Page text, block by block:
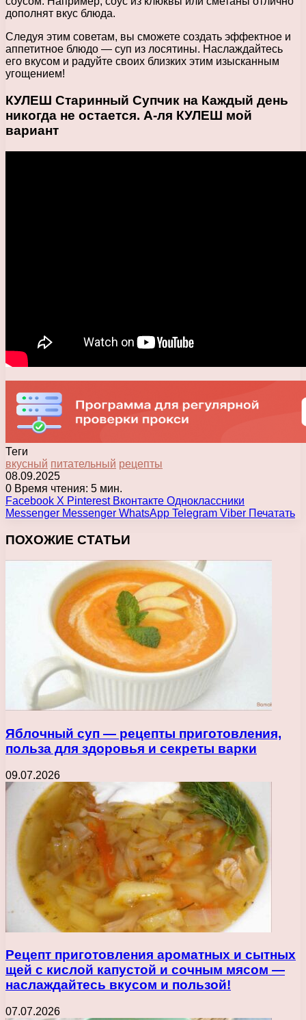
дополнят вкус блюда.
Следуя этим советам, вы сможете создать эффектное и
аппетитное блюдо — суп из лосятины. Наслаждайтесь
его вкусом и радуйте своих близких этим изысканным
угощением!
КУЛЕШ Старинный Супчик на Каждый день
никогда не остается. А-ля КУЛЕШ мой
вариант
Теги
вкусный питательный рецепты
08.09.2025
0 Время чтения: 5 мин.
Facebook X Pinterest Вконтакте Одноклассники
Messenger Messenger WhatsApp Telegram Viber Печатать
ПОХОЖИЕ СТАТЬИ
Яблочный суп — рецепты приготовления,
польза для здоровья и секреты варки
09.07.2026
Рецепт приготовления ароматных и сытных
щей с кислой капустой и сочным мясом —
наслаждайтесь вкусом и пользой!
07.07.2026